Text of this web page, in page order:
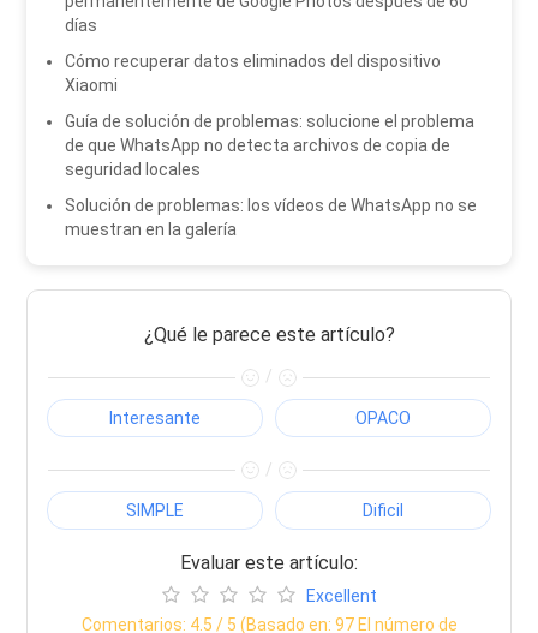
días
Cómo recuperar datos eliminados del dispositivo
Xiaomi
Guía de solución de problemas: solucione el problema
de que WhatsApp no ​​detecta archivos de copia de
seguridad locales
Solución de problemas: los vídeos de WhatsApp no ​​se
muestran en la galería
¿Qué le parece este artículo?
/
Interesante OPACO
/
SIMPLE Dificil
Evaluar este artículo:
Excellent
Comentarios: 4.5 / 5 (Basado en: 97El número de